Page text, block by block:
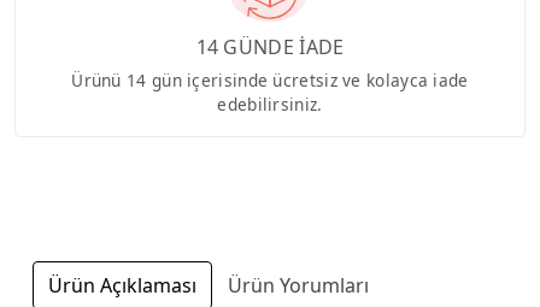
14 GÜNDE İADE
Ürünü 14 gün içerisinde ücretsiz ve kolayca iade
edebilirsiniz.
Ürün Açıklaması Ürün Yorumları